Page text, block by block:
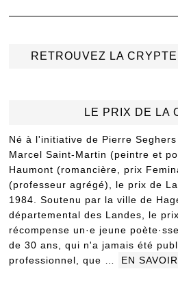
RETROUVEZ LA
LE PRIX DE LA
Né à l'initiative de Pierre
Marcel Saint-Martin (peintre et
Haumont (romancière, prix
(professeur agrégé), le prix de
1984. Soutenu par la ville de
départemental des Landes, le
récompense un·e jeune
de 30 ans, qui n'a jamais été
professionnel, que …
EN